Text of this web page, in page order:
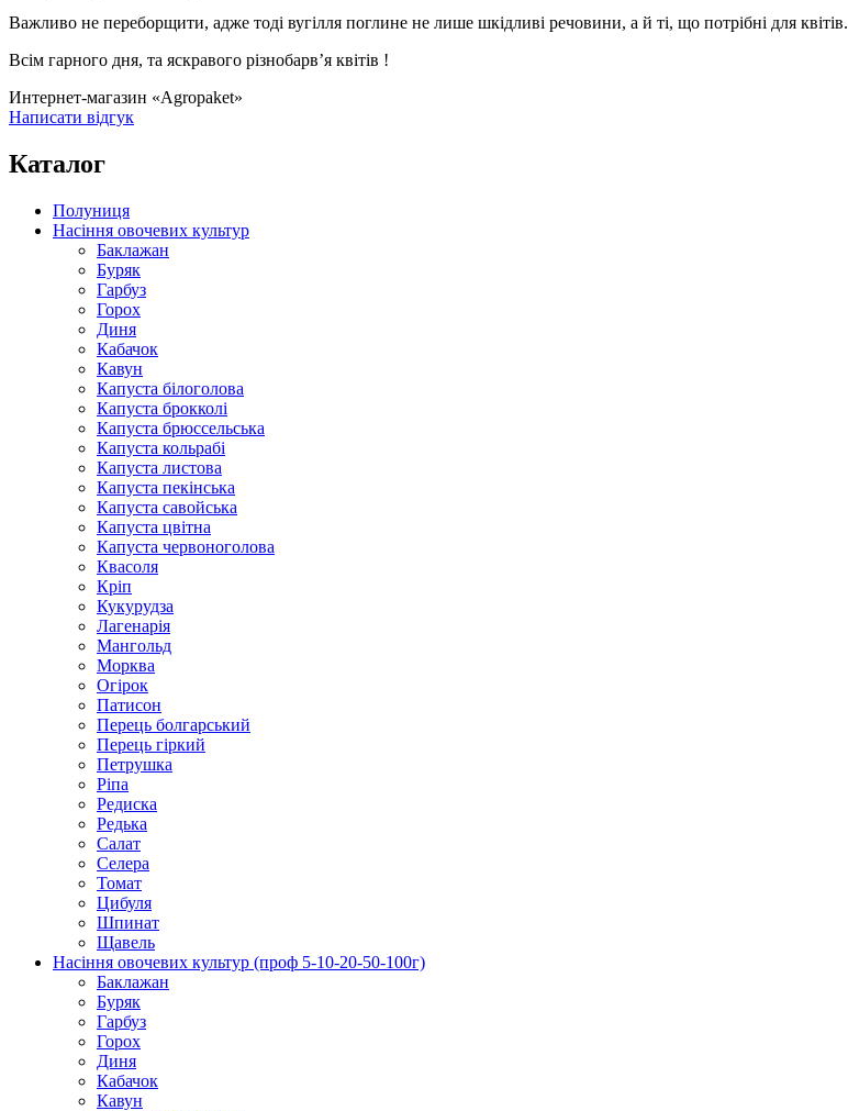
Важливо не переборщити, адже тоді вугілля поглине не лише шкідливі речовини, а й ті, що потрібні для квітів.
Всім гарного дня, та яскравого різнобарв’я квітів !
Интернет-магазин «Agropaket»
Написати відгук
Каталог
Полуниця
Насіння овочевих культур
Баклажан
Буряк
Гарбуз
Горох
Диня
Кабачок
Кавун
Капуста білоголова
Капуста брокколі
Капуста брюссельська
Капуста кольрабі
Капуста листова
Капуста пекінська
Капуста савойська
Капуста цвітна
Капуста червоноголова
Квасоля
Кріп
Кукурудза
Лагенарія
Мангольд
Морква
Огірок
Патисон
Перець болгарський
Перець гіркий
Петрушка
Ріпа
Редиска
Редька
Салат
Селера
Томат
Цибуля
Шпинат
Щавель
Насіння овочевих культур (проф 5-10-20-50-100г)
Баклажан
Буряк
Гарбуз
Горох
Диня
Кабачок
Кавун